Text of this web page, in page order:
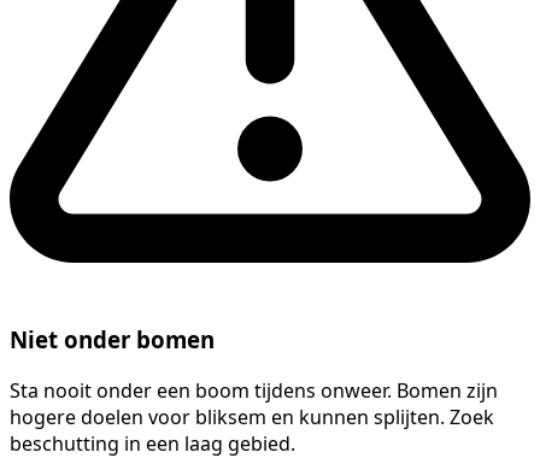
Niet onder bomen
Sta nooit onder een boom tijdens onweer. Bomen zijn
hogere doelen voor bliksem en kunnen splijten. Zoek
beschutting in een laag gebied.